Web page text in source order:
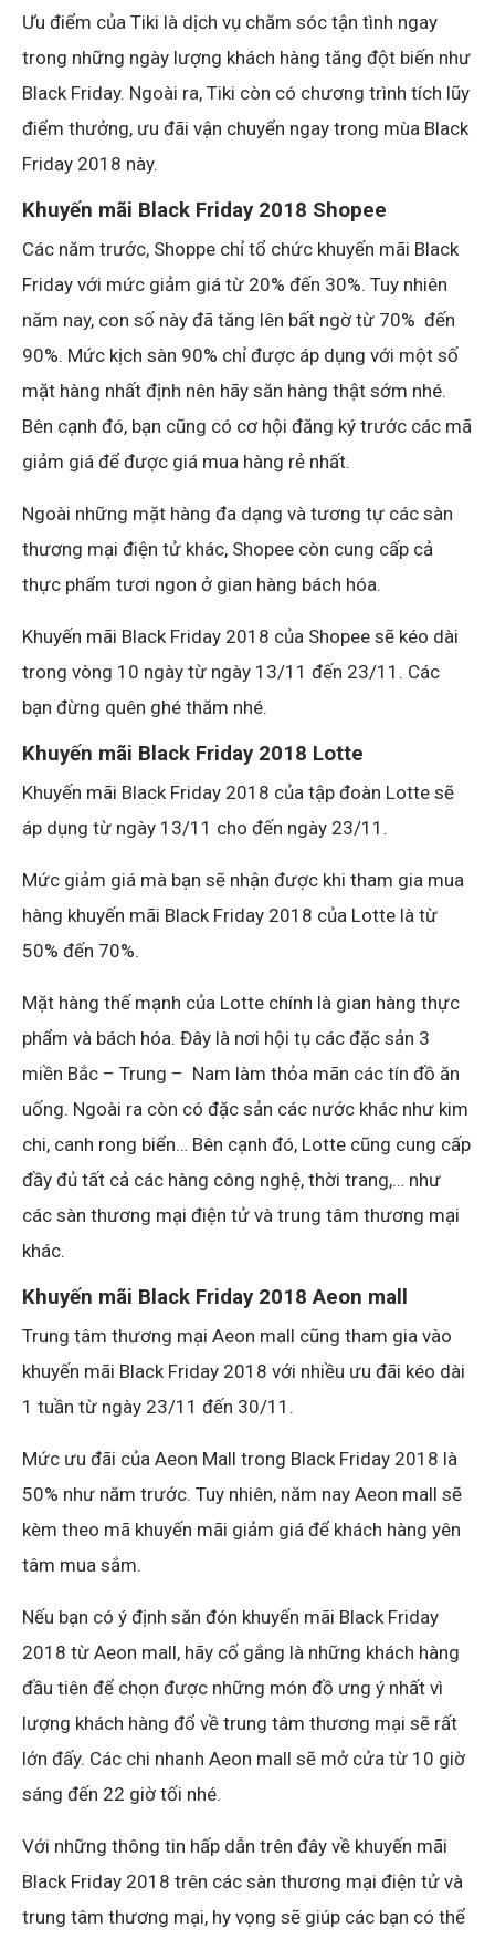
Ưu điểm của Tiki là dịch vụ chăm sóc tận tình ngay
trong những ngày lượng khách hàng tăng đột biến như
Black Friday. Ngoài ra, Tiki còn có chương trình tích lũy
điểm thưởng, ưu đãi vận chuyển ngay trong mùa Black
Friday 2018 này.
Khuyến mãi Black Friday 2018 Shopee
Các năm trước, Shoppe chỉ tổ chức khuyến mãi Black
Friday với mức giảm giá từ 20% đến 30%. Tuy nhiên
năm nay, con số này đã tăng lên bất ngờ từ 70% đến
90%. Mức kịch sàn 90% chỉ được áp dụng với một số
mặt hàng nhất định nên hãy săn hàng thật sớm nhé.
Bên cạnh đó, bạn cũng có cơ hội đăng ký trước các mã
giảm giá để được giá mua hàng rẻ nhất.
Ngoài những mặt hàng đa dạng và tương tự các sàn
thương mại điện tử khác, Shopee còn cung cấp cả
thực phẩm tươi ngon ở gian hàng bách hóa.
Khuyến mãi Black Friday 2018 của Shopee sẽ kéo dài
trong vòng 10 ngày từ ngày 13/11 đến 23/11. Các
bạn đừng quên ghé thăm nhé.
Khuyến mãi Black Friday 2018 Lotte
Khuyến mãi Black Friday 2018 của tập đoàn Lotte sẽ
áp dụng từ ngày 13/11 cho đến ngày 23/11.
Mức giảm giá mà bạn sẽ nhận được khi tham gia mua
hàng khuyến mãi Black Friday 2018 của Lotte là từ
50% đến 70%.
Mặt hàng thế mạnh của Lotte chính là gian hàng thực
phẩm và bách hóa. Đây là nơi hội tụ các đặc sản 3
miền Bắc – Trung – Nam làm thỏa mãn các tín đồ ăn
uống. Ngoài ra còn có đặc sản các nước khác như kim
chi, canh rong biển… Bên cạnh đó, Lotte cũng cung cấp
đầy đủ tất cả các hàng công nghệ, thời trang,… như
các sàn thương mại điện tử và trung tâm thương mại
khác.
Khuyến mãi Black Friday 2018Aeon mall
Trung tâm thương mại Aeon mall cũng tham gia vào
khuyến mãi Black Friday 2018 với nhiều ưu đãi kéo dài
1 tuần từ ngày 23/11 đến 30/11.
Mức ưu đãi của Aeon Mall trong Black Friday 2018 là
50% như năm trước. Tuy nhiên, năm nay Aeon mall sẽ
kèm theo mã khuyến mãi giảm giá để khách hàng yên
tâm mua sắm.
Nếu bạn có ý định săn đón khuyến mãi Black Friday
2018 từ Aeon mall, hãy cố gắng là những khách hàng
đầu tiên để chọn được những món đồ ưng ý nhất vì
lượng khách hàng đổ về trung tâm thương mại sẽ rất
lớn đấy. Các chi nhanh Aeon mall sẽ mở cửa từ 10 giờ
sáng đến 22 giờ tối nhé.
Với những thông tin hấp dẫn trên đây về khuyến mãi
Black Friday 2018 trên các sàn thương mại điện tử và
trung tâm thương mại, hy vọng sẽ giúp các bạn có thể